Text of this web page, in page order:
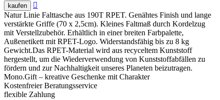
kaufen

Natur Linie Falttasche aus 190T RPET. Genähtes Finish und lange
verstärkte Griffe (70 x 2,5cm). Kleines Faltmaß durch Kordelzug
mit Verstellzubehör. Erhältlich in einer breiten Farbpalette,
Außenetikett mit RPET-Logo. Widerstandsfähig bis zu 8 kg
Gewicht.Das RPET-Material wird aus recyceltem Kunststoff
hergestellt, um die Wiederverwendung von Kunststoffabfällen zu
fördern und zur Nachhaltigkeit unseres Planeten beizutragen.
Mono.Gift – kreative Geschenke mit Charakter
Kostenfreier Beratungsservice
flexible Zahlung